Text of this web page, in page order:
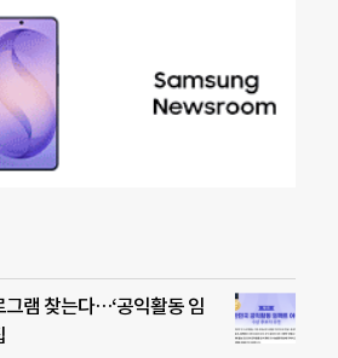
램 찾는다…‘공익활동 임